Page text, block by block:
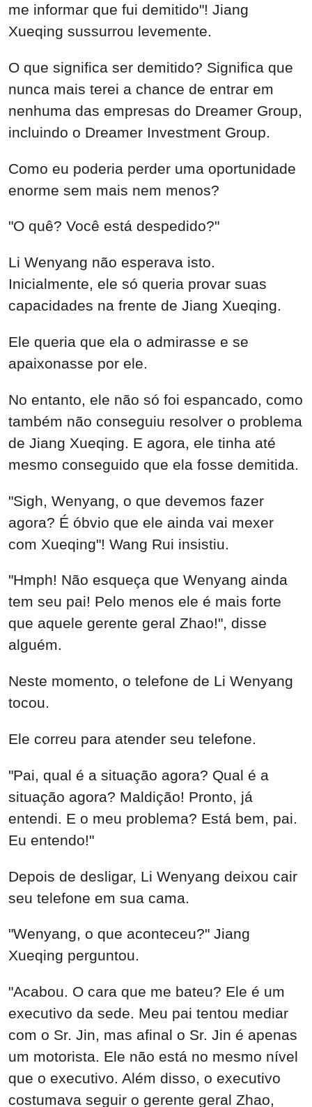
me informar que fui demitido"! Jiang
Xueqing sussurrou levemente.
O que significa ser demitido? Significa que
nunca mais terei a chance de entrar em
nenhuma das empresas do Dreamer Group,
incluindo o Dreamer Investment Group.
Como eu poderia perder uma oportunidade
enorme sem mais nem menos?
"O quê? Você está despedido?"
Li Wenyang não esperava isto.
Inicialmente, ele só queria provar suas
capacidades na frente de Jiang Xueqing.
Ele queria que ela o admirasse e se
apaixonasse por ele.
No entanto, ele não só foi espancado, como
também não conseguiu resolver o problema
de Jiang Xueqing. E agora, ele tinha até
mesmo conseguido que ela fosse demitida.
"Sigh, Wenyang, o que devemos fazer
agora? É óbvio que ele ainda vai mexer
com Xueqing"! Wang Rui insistiu.
"Hmph! Não esqueça que Wenyang ainda
tem seu pai! Pelo menos ele é mais forte
que aquele gerente geral Zhao!", disse
alguém.
Neste momento, o telefone de Li Wenyang
tocou.
Ele correu para atender seu telefone.
"Pai, qual é a situação agora? Qual é a
situação agora? Maldição! Pronto, já
entendi. E o meu problema? Está bem, pai.
Eu entendo!"
Depois de desligar, Li Wenyang deixou cair
seu telefone em sua cama.
"Wenyang, o que aconteceu?" Jiang
Xueqing perguntou.
"Acabou. O cara que me bateu? Ele é um
executivo da sede. Meu pai tentou mediar
com o Sr. Jin, mas afinal o Sr. Jin é apenas
um motorista. Ele não está no mesmo nível
que o executivo. Além disso, o executivo
costumava seguir o gerente geral Zhao,